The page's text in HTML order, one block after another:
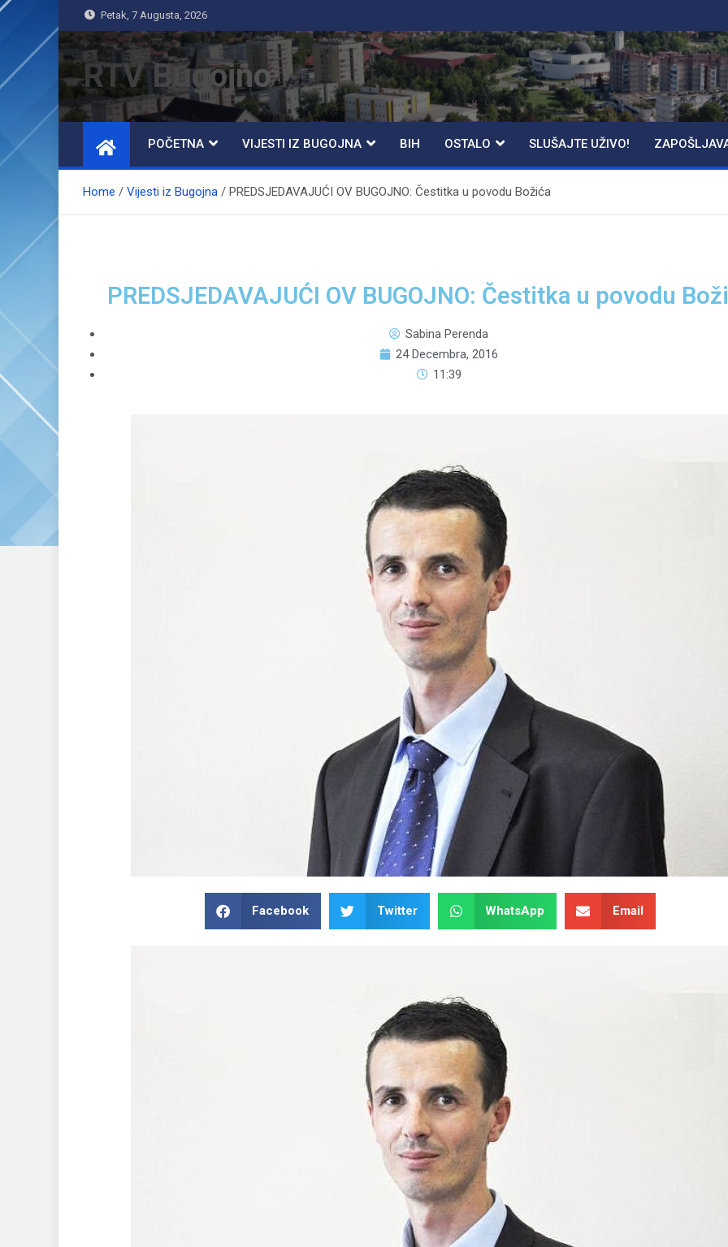
Petak, 7 Augusta, 2026
RTV Bugojno
POČETNA VIJESTI IZ BUGOJNA BIH OSTALO SLUŠAJTE UŽIVO!
Home Vijesti iz Bugojna PREDSJEDAVAJUĆI OV BUGOJNO: Čestitka u povodu Božića
PREDSJEDAVAJUĆI OV BUGOJNO: Čestitka u povodu
Sabina Perenda
24 Decembra, 2016
11:39
Facebook Twitter WhatsApp Email